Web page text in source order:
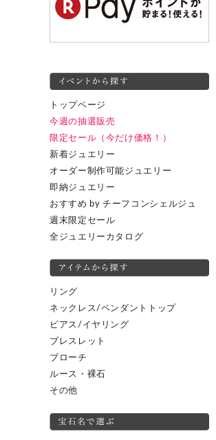
トップページ
今週の抽選販売
限定セール（今だけ価格！）
新着ジュエリー
オーダー制作可能ジュエリー
即納ジュエリー
おすすめ by チーフコンシェルジュ
週末限定セール
全ジュエリーカタログ
リング
ネックレス/ペンダントトップ
ピアス/イヤリング
ブレスレット
ブローチ
ルース・裸石
その他